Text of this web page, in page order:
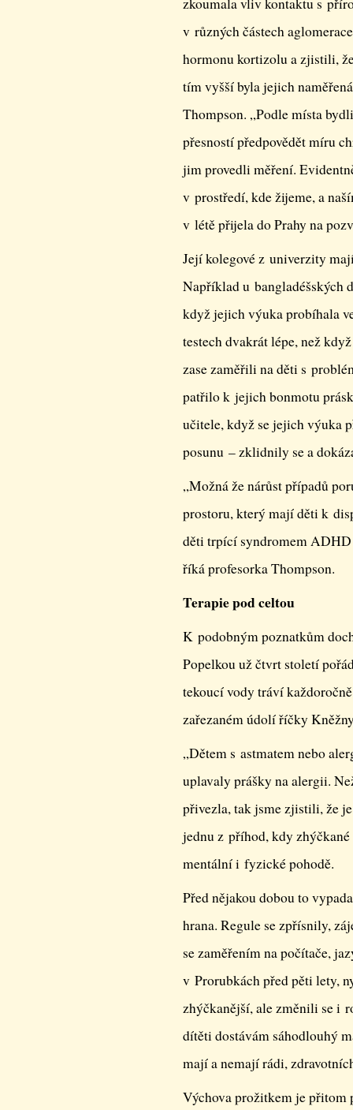
v různých částech
hormonu kortizolu a zjistili,
tím vyšší byla jejich
Thompson. „Podle místa
přesností předpovědět míru
jim provedli měření.
v prostředí, kde žijeme, a
v létě přijela do Prahy na
Její kolegové z univerzity
Například u bangladéšských
když jejich výuka probíhala
testech dvakrát lépe, než
zase zaměřili na děti s
patřilo k jejich bonmotu
učitele, když se jejich výuka
posunu – zklidnily se a
„Možná že nárůst případů
prostoru, který mají děti k
děti trpící syndromem
říká profesorka Thompson.
Terapie pod celtou
K podobným poznatkům
Popelkou už čtvrt století
tekoucí vody tráví
zařezaném údolí říčky
„Dětem s astmatem nebo
uplavaly prášky na alergii.
přivezla, tak jsme zjistili, že
jednu z příhod, kdy
mentální i fyzické pohodě.
Před nějakou dobou to
hrana. Regule se zpřísnily,
se zaměřením na počítače,
v Prorubkách před pěti lety,
zhýčkanější, ale změnili se i
dítěti dostávám sáhodlouhý
mají a nemají rádi,
Výchova prožitkem je přitom